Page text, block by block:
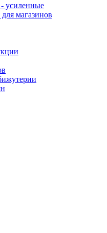
усиленные
магазинов